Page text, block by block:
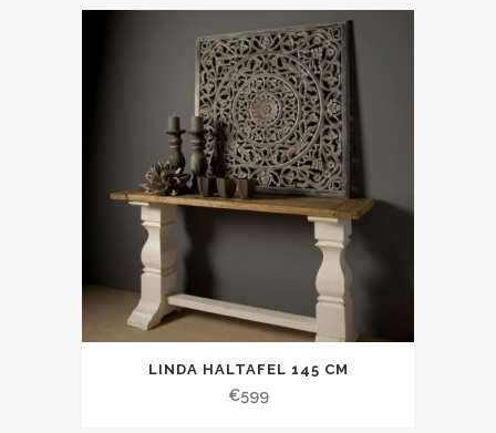
LINDA HALTAFEL 145 CM
€599